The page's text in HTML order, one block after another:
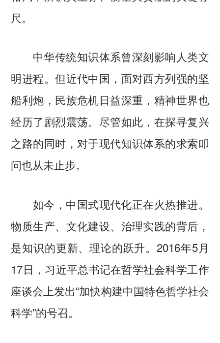
尺。
中华传统知识体系曾深刻影响人类文
明进程。但近代中国，面对西方列强的坚
船利炮，民族危机日益深重，精神世界也
经历了剧烈震荡。尽管如此，在探寻复兴
之路的同时，对于现代知识体系的求索叩
问也从未止步。
如今，中国式现代化正在火热推进。
物质生产、文化建设、治理实践的背后，
是知识的更新、理论的跃升。2016年5月
17日，习近平总书记在哲学社会科学工作
座谈会上发出“加快构建中国特色哲学社会
科学”的号召。